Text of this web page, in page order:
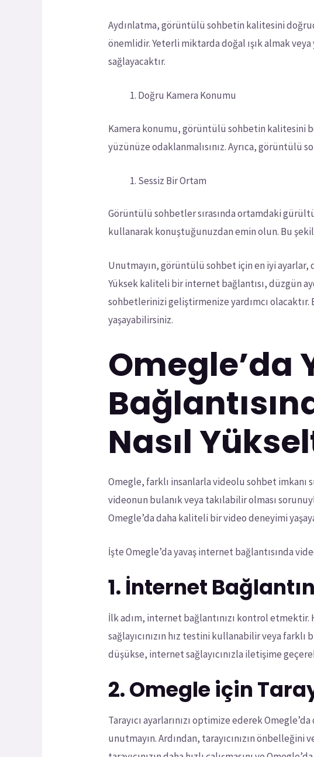
Aydınlatma, görüntülü sohbetin kalitesini
önemlidir. Yeterli miktarda doğal ışık almak
sağlayacaktır.
Doğru Kamera Konumu
Kamera konumu, görüntülü sohbetin kalitesini
yüzünüze odaklanmalısınız. Ayrıca, görüntülü
Sessiz Bir Ortam
Görüntülü sohbetler sırasında ortamdaki
kullanarak konuştuğunuzdan emin olun. Bu
Unutmayın, görüntülü sohbet için en iyi
Yüksek kaliteli bir internet bağlantısı, düzgün
sohbetlerinizi geliştirmenize yardımcı olacaktır.
yaşayabilirsiniz.
Omegle’da
Nasıl
Omegle, farklı insanlarla videolu sohbet imkanı
videonun bulanık veya takılabilir olması
Omegle’da daha kaliteli bir video deneyimi
İşte Omegle’da yavaş internet bağlantısında
1. İnternet
İlk adım, internet bağlantınızı kontrol
sağlayıcınızın hız testini kullanabilir veya
düşükse, internet sağlayıcınızla iletişime
2. Omegle için
Tarayıcı ayarlarınızı optimize ederek
unutmayın. Ardından, tarayıcınızın